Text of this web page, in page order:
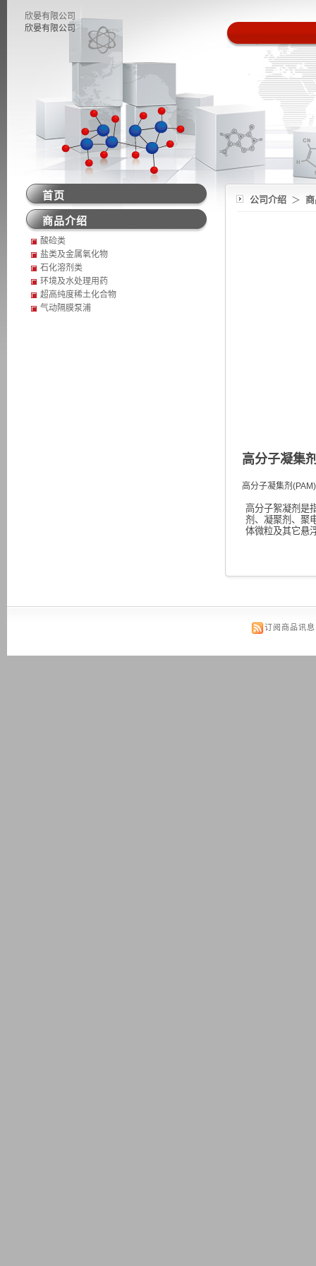
欣晏有限公司
欣晏有限公司
公司介绍 ＞
高分子凝集
高分子凝集剂
高分子絮凝剂是
剂、凝聚剂、聚
体微粒及其它悬
首页
商品介绍
酸硷类
盐类及金属氧化物
石化溶剂类
环境及水处理用药
超高纯度稀土化合物
气动隔膜泵浦
订阅商品讯息